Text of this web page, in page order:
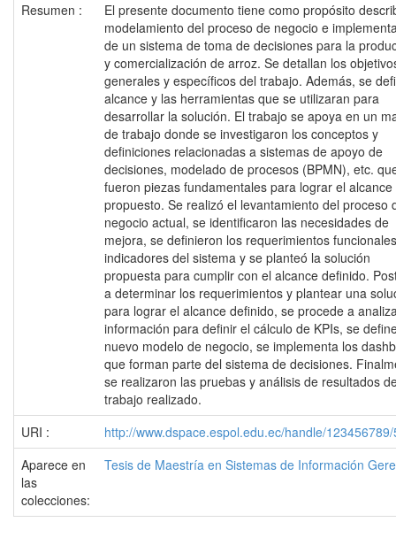
Resumen :
El presente documento tiene como propósito
modelamiento del proceso de negocio e
de un sistema de toma de decisiones para la
y comercialización de arroz. Se detallan los
generales y específicos del trabajo. Además, se
alcance y las herramientas que se utilizaran para
desarrollar la solución. El trabajo se apoya en un
de trabajo donde se investigaron los conceptos y
definiciones relacionadas a sistemas de apoyo de
decisiones, modelado de procesos (BPMN), etc.
fueron piezas fundamentales para lograr el alcance
propuesto. Se realizó el levantamiento del proceso
negocio actual, se identificaron las necesidades de
mejora, se definieron los requerimientos
indicadores del sistema y se planteó la solución
propuesta para cumplir con el alcance definido.
a determinar los requerimientos y plantear una
para lograr el alcance definido, se procede a
información para definir el cálculo de KPIs, se
nuevo modelo de negocio, se implementa los
que forman parte del sistema de decisiones.
se realizaron las pruebas y análisis de resultados
trabajo realizado.
URI :
http://www.dspace.espol.edu.ec/handle/
Aparece en
las
colecciones:
Tesis de Maestría en Sistemas de Información